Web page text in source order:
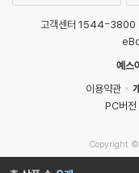
고객센터 1544-3800
예스
이용약관
PC버전
Copyright ©
MATOM15